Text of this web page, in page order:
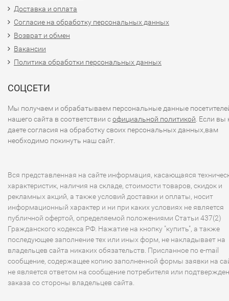
Доставка и оплата
Согласие на обработку персональных данных
Возврат и обмен
Вакансии
Политика обработки персональных данных
СОЦСЕТИ
Мы получаем и обрабатываем персональные данные
нашего сайта в соответствии софициальной политикой . Если вы
даете согласия на обработку своих персональных данных,вам
необходимо покинуть наш сайт.
Вся представленная на сайте информация, касающаяся
характеристик, наличия на складе, стоимости товаров, скидок и
рекламных акций, а также условий доставки и оплаты, носит
информационный характер и ни при каких условиях не является
публичной офертой, определяемой положениями Статьи 437(2)
Гражданского кодекса РФ. Нажатие на кнопку "купить", а также
последующее заполнение тех или иных форм, не накладывает на
владельцев сайта никаких обязательств. Присланное по e-mail
сообщение, содержащее копию заполненной формы заявки на
не является ответом на сообщение потребителя или
заказа со стороны владельцев сайта.